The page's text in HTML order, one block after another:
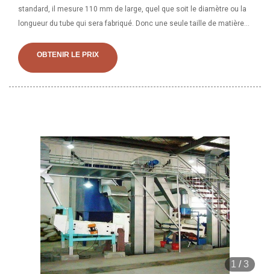
standard, il mesure 110 mm de large, quel que soit le diamètre ou la
longueur du tube qui sera fabriqué. Donc une seule taille de matière
entièrement automatique NXJGJ-2A, noyau en spirale/conduit/tuyau
/Machine à souder les tubes SCW-8, machine à souder les conduits
OBTENIR LE PRIX
1 /3